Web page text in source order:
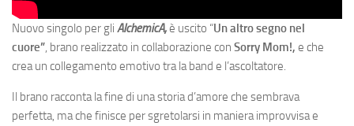
Nuovo singolo per gli AlchemicA,è uscito “Un altro segno nel
cuore”, brano realizzato in collaborazione con Sorry Mom!, e che
crea un collegamento emotivo tra la band e l’ascoltatore.
Il brano racconta la fine di una storia d’amore che sembrava
perfetta, ma che finisce per sgretolarsi in maniera improvvisa e